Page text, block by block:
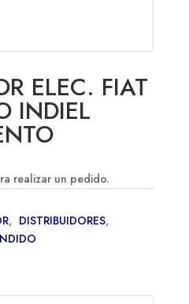
ELEC. FIAT
INDIEL
realizar un pedido.
, DISTRIBUIDORES,